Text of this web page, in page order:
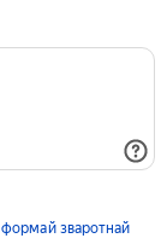
формай зваротнай